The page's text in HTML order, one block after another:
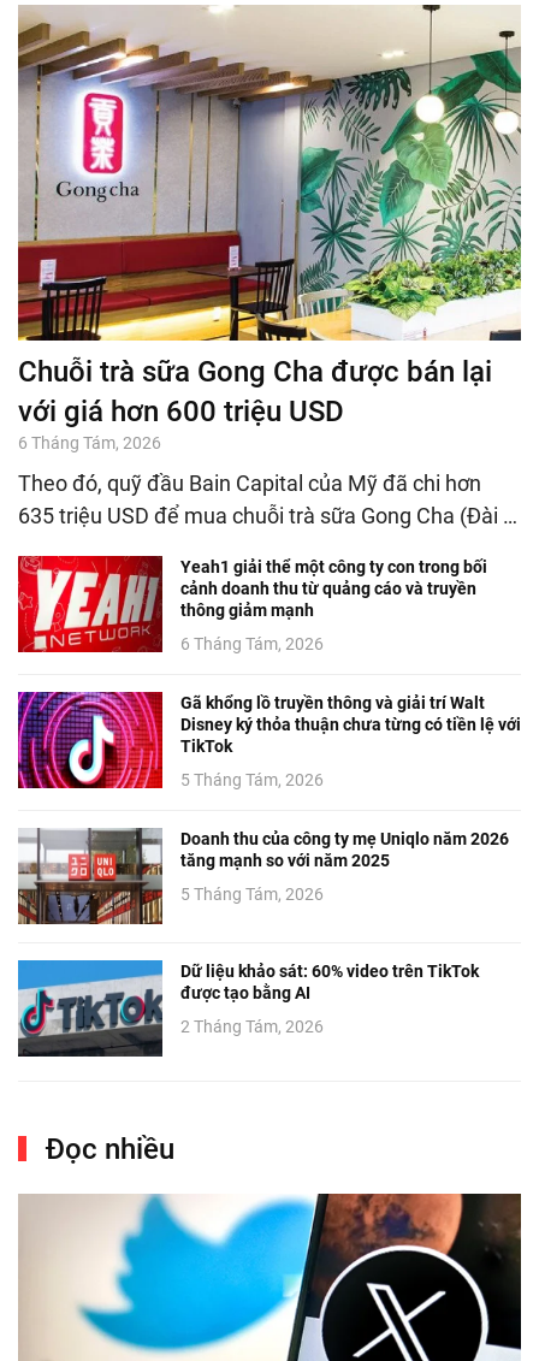
Chuỗi trà sữa Gong Cha được bán lại
với giá hơn 600 triệu USD
6 Tháng Tám, 2026
Theo đó, quỹ đầu Bain Capital của Mỹ đã chi hơn
635 triệu USD để mua chuỗi trà sữa Gong Cha (Đài …
Yeah1 giải thể một công ty con trong bối
cảnh doanh thu từ quảng cáo và truyền
thông giảm mạnh
6 Tháng Tám, 2026
Gã khổng lồ truyền thông và giải trí Walt
Disney ký thỏa thuận chưa từng có tiền lệ với
TikTok
5 Tháng Tám, 2026
Doanh thu của công ty mẹ Uniqlo năm 2026
tăng mạnh so với năm 2025
5 Tháng Tám, 2026
Dữ liệu khảo sát: 60% video trên TikTok
được tạo bằng AI
2 Tháng Tám, 2026
Đọc nhiều